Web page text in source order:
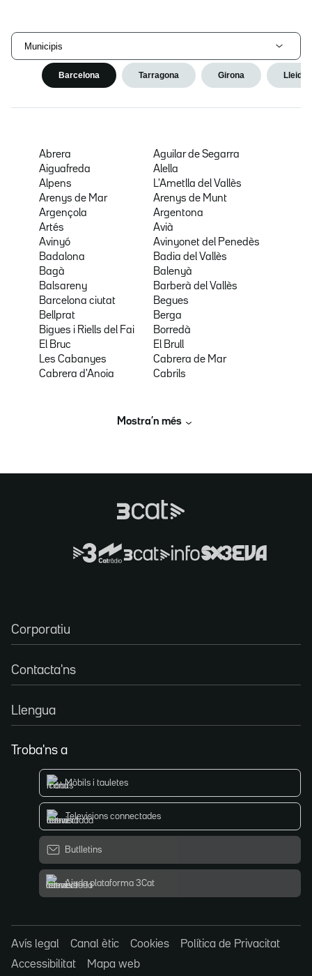
Municipis
Barcelona Tarragona Girona Lleida
Abrera
Aguilar de Segarra
Aiguafreda
Alella
Alpens
L'Ametlla del Vallès
Arenys de Mar
Arenys de Munt
Argençola
Argentona
Artés
Avià
Avinyó
Avinyonet del Penedès
Badalona
Badia del Vallès
Bagà
Balenyà
Balsareny
Barberà del Vallès
Barcelona ciutat
Begues
Bellprat
Berga
Bigues i Riells del Fai
Borredà
El Bruc
El Brull
Les Cabanyes
Cabrera de Mar
Cabrera d'Anoia
Cabrils
Mostra’n més
Corporatiu
Contacta'ns
Llengua
Troba'ns a
Mòbils i tauletes
Televisions connectades
Butlletins
Ajuda plataforma 3Cat
Avís legal Canal ètic Cookies
Política de Privacitat
Accessibilitat
Mapa web